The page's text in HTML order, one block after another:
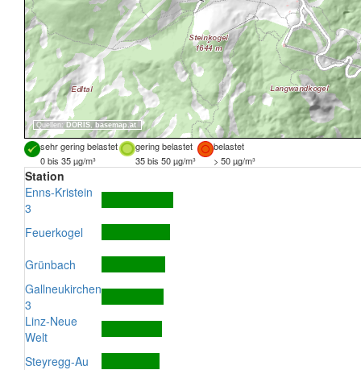
Quellen: DORIS, basemap.at
sehr gering belastet gering belastet
belastet
0 bis 35 µg/m³
35 bis 50 µg/m³ > 50 µg/m³
Station
Enns-Kristein
3
Feuerkogel
Grünbach
Gallneukirchen
3
Linz-Neue
Welt
Steyregg-Au